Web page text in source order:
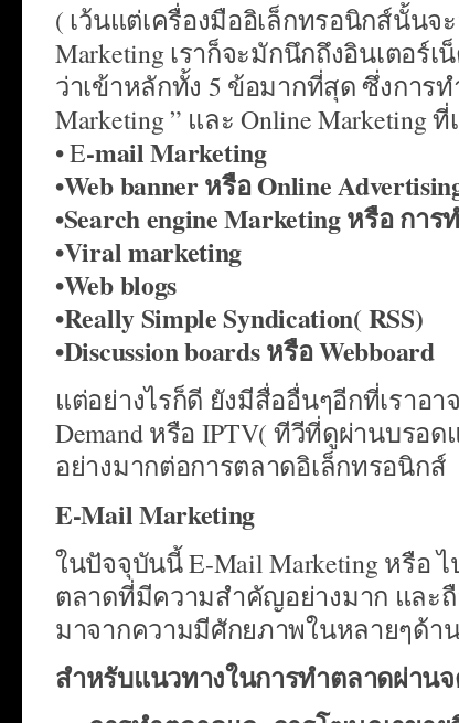
( เว้นแต่เครื่องมืออิเล็กทรอนิกส์นั้นจ
Marketing เราก็จะมักนึกถึงอินเตอร์
ว่าเข้าหลักทั้ง 5 ข้อมากที่สุด ซึ่งการท
Marketing ” และ Online Marketing
• E-mail Marketing
•Web banner หรือ Online
•Search engine Marketing หรือ กา
•Viral marketing
•Web blogs
•Really Simple Syndication( RSS)
•Discussion boards หรือ Webboard
แต่อย่างไรก็ดี ยังมีสื่ออื่นๆอีกที่เราอา
Demand หรือ IPTV( ทีวีที่ดูผ่านบรอ
อย่างมากต่อการตลาดอิเล็กทรอนิกส์
E-Mail Marketing
ในปัจจุบันนี้ E-Mail Marketing หรือ
ตลาดที่มีความสำคัญอย่างมาก และ
มาจากความมีศักยภาพในหลายๆด้า
สำหรับแนวทางในการทำตลาดผ่าน